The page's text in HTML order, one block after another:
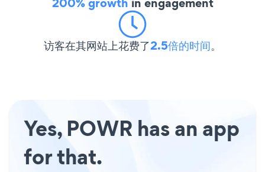
访客在其网站上花费了2.5倍的时间。
Yes, POWR has an app
for that.